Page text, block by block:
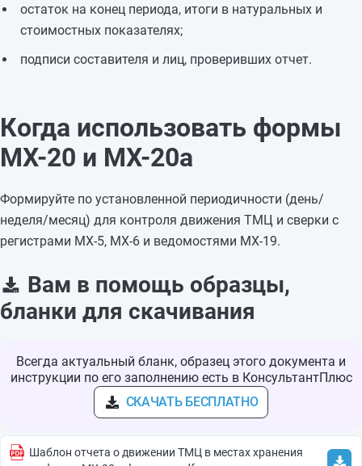
остаток на конец периода, итоги в натуральных и
стоимостных показателях;
подписи составителя и лиц, проверивших отчет.
Когда использовать формы
МХ-20 и МХ-20а
Формируйте по установленной периодичности (день/
неделя/месяц) для контроля движения ТМЦ и сверки с
регистрами МХ-5, МХ-6 и ведомостями МХ-19.
Вам в помощь образцы,
бланки для скачивания
Всегда актуальный бланк, образец этого документа и
инструкции по его заполнению есть в КонсультантПлюс
СКАЧАТЬ БЕСПЛАТНО
Шаблон отчета о движении ТМЦ в местах хранения